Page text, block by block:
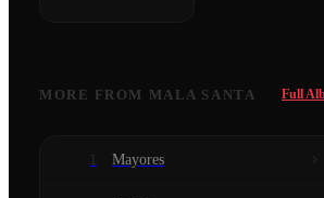
MORE FROM MALA SANTA Full
1 Mayores